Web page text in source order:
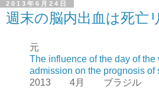
2013年6月24日
週末の脳内出血は死亡
元
The influence of the day of the
admission on the prognosis of
2013 4月 ブラジル